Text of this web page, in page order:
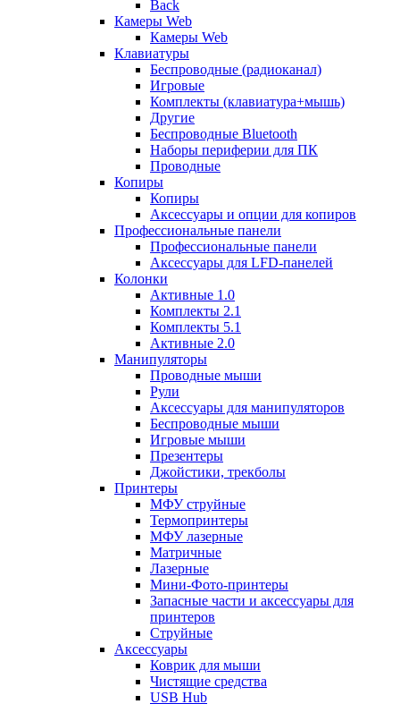
Back
Камеры Web
Камеры Web
Клавиатуры
Беспроводные (радиоканал)
Игровые
Комплекты (клавиатура+мышь)
Другие
Беспроводные Bluetooth
Наборы периферии для ПК
Проводные
Копиры
Копиры
Аксессуары и опции для копиров
Профессиональные панели
Профессиональные панели
Аксессуары для LFD-панелей
Колонки
Активные 1.0
Комплекты 2.1
Комплекты 5.1
Активные 2.0
Манипуляторы
Проводные мыши
Рули
Аксессуары для манипуляторов
Беспроводные мыши
Игровые мыши
Презентеры
Джойстики, трекболы
Принтеры
МФУ струйные
Термопринтеры
МФУ лазерные
Матричные
Лазерные
Мини-Фото-принтеры
Запасные части и аксессуары для
принтеров
Струйные
Аксессуары
Коврик для мыши
Чистящие средства
USB Hub